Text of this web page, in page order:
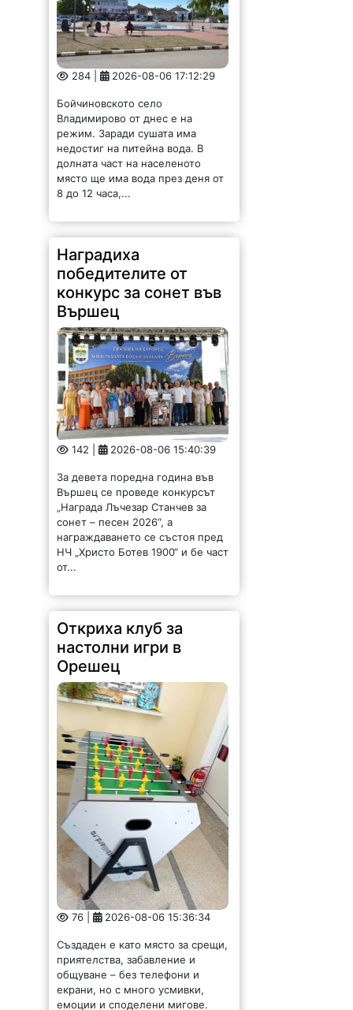
Наградиха
победителите от
конкурс за сонет във
Вършец
142 | 2026-08-06 15:40:39
За девета поредна година във
Вършец се проведе конкурсът
„Награда Лъчезар Станчев за
сонет – песен 2026“, а
награждаването се състоя пред
НЧ „Христо Ботев 1900“ и бе част
от...
Откриха клуб за
настолни игри в
Орешец
76 | 2026-08-06 15:36:34
Създаден е като място за срещи,
приятелства, забавление и
общуване – без телефони и
екрани, но с много усмивки,
емоции и споделени мигове.
Оборудван е благодарение на
спечелен от читалището
проект,...
Областен се срещна с
новоизбран
полицейски шеф